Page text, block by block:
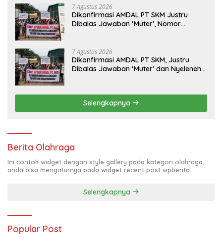
7 Agustus 2026
Dikonfirmasi AMDAL PT SKM Justru
Dibalas Jawaban ‘Muter’, Nomor
7 Agustus 2026
Dikonfirmasi AMDAL PT SKM, Justru
Dibalas Jawaban ‘Muter’ dan Nyeleneh
Selengkapnya
Berita Olahraga
Ini contoh widget dengan style gallery pada kategori olahraga,
anda bisa mengaturnya pada widget recent post wpberita.
Selengkapnya
Popular Post